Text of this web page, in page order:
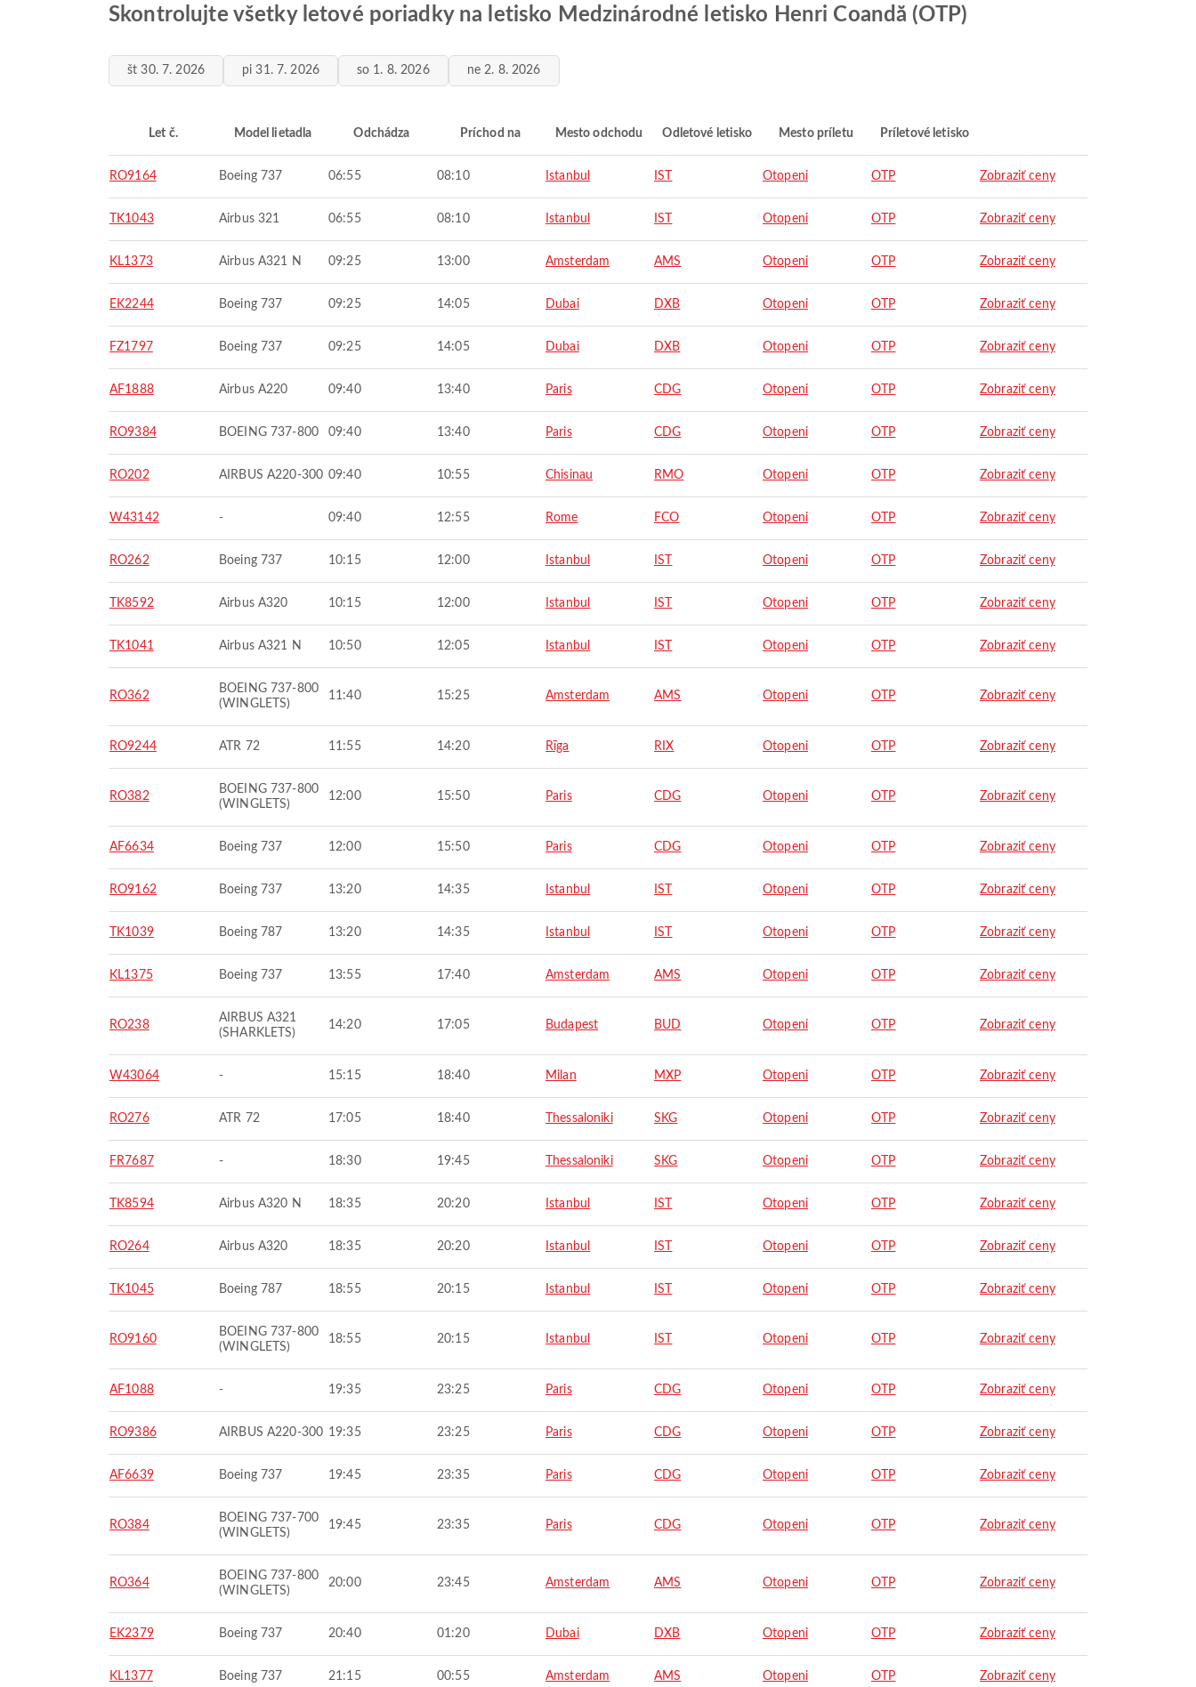
Skontrolujte všetky letové poriadky na letisko Medzinárodné letisko Henri Coandă (OTP)
št 30. 7. 2026 pi 31. 7. 2026 so 1. 8. 2026 ne 2. 8. 2026
Let č. Model lietadla Odchádza Príchod na Mesto odchodu Odletové letisko Mesto príletu Príletové letisko
RO9164 Boeing 737 06:55 08:10 Istanbul IST Otopeni OTP Zobraziť ceny
TK1043 Airbus 321 06:55 08:10 Istanbul IST Otopeni OTP Zobraziť ceny
KL1373 Airbus A321 N 09:25 13:00 Amsterdam AMS Otopeni OTP Zobraziť ceny
EK2244 Boeing 737 09:25 14:05 Dubai DXB Otopeni OTP Zobraziť ceny
FZ1797 Boeing 737 09:25 14:05 Dubai DXB Otopeni OTP Zobraziť ceny
AF1888 Airbus A220 09:40 13:40 Paris CDG Otopeni OTP Zobraziť ceny
RO9384 BOEING 737-800 09:40 13:40 Paris CDG Otopeni OTP Zobraziť ceny
RO202 AIRBUS A220-300 09:40 10:55 Chisinau RMO Otopeni OTP Zobraziť ceny
W43142 - 09:40 12:55 Rome FCO Otopeni OTP Zobraziť ceny
RO262 Boeing 737 10:15 12:00 Istanbul IST Otopeni OTP Zobraziť ceny
TK8592 Airbus A320 10:15 12:00 Istanbul IST Otopeni OTP Zobraziť ceny
TK1041 Airbus A321 N 10:50 12:05 Istanbul IST Otopeni OTP Zobraziť ceny
RO362
BOEING 737-800
(WINGLETS)
11:40 15:25 Amsterdam AMS Otopeni OTP Zobraziť ceny
RO9244 ATR 72 11:55 14:20 Rīga RIX Otopeni OTP Zobraziť ceny
RO382
BOEING 737-800
(WINGLETS)
12:00 15:50 Paris CDG Otopeni OTP Zobraziť ceny
AF6634 Boeing 737 12:00 15:50 Paris CDG Otopeni OTP Zobraziť ceny
RO9162 Boeing 737 13:20 14:35 Istanbul IST Otopeni OTP Zobraziť ceny
TK1039 Boeing 787 13:20 14:35 Istanbul IST Otopeni OTP Zobraziť ceny
KL1375 Boeing 737 13:55 17:40 Amsterdam AMS Otopeni OTP Zobraziť ceny
RO238
AIRBUS A321
(SHARKLETS)
14:20 17:05 Budapest BUD Otopeni OTP Zobraziť ceny
W43064 - 15:15 18:40 Milan MXP Otopeni OTP Zobraziť ceny
RO276 ATR 72 17:05 18:40 Thessaloniki SKG Otopeni OTP Zobraziť ceny
FR7687 - 18:30 19:45 Thessaloniki SKG Otopeni OTP Zobraziť ceny
TK8594 Airbus A320 N 18:35 20:20 Istanbul IST Otopeni OTP Zobraziť ceny
RO264 Airbus A320 18:35 20:20 Istanbul IST Otopeni OTP Zobraziť ceny
TK1045 Boeing 787 18:55 20:15 Istanbul IST Otopeni OTP Zobraziť ceny
RO9160
BOEING 737-800
(WINGLETS)
18:55 20:15 Istanbul IST Otopeni OTP Zobraziť ceny
AF1088 - 19:35 23:25 Paris CDG Otopeni OTP Zobraziť ceny
RO9386 AIRBUS A220-300 19:35 23:25 Paris CDG Otopeni OTP Zobraziť ceny
AF6639 Boeing 737 19:45 23:35 Paris CDG Otopeni OTP Zobraziť ceny
RO384
BOEING 737-700
(WINGLETS)
19:45 23:35 Paris CDG Otopeni OTP Zobraziť ceny
RO364
BOEING 737-800
(WINGLETS)
20:00 23:45 Amsterdam AMS Otopeni OTP Zobraziť ceny
EK2379 Boeing 737 20:40 01:20 Dubai DXB Otopeni OTP Zobraziť ceny
KL1377 Boeing 737 21:15 00:55 Amsterdam AMS Otopeni OTP Zobraziť ceny